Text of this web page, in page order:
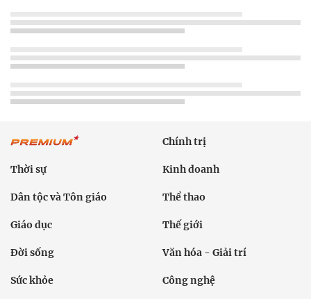
Chính trị
Thời sự Kinh doanh
Dân tộc và Tôn giáo Thể thao
Giáo dục Thế giới
Đời sống Văn hóa - Giải trí
Sức khỏe Công nghệ